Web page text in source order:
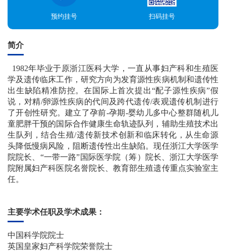
预约挂号 扫码挂号
简介
1982年毕业于原浙江医科大学，一直从事妇产科和生殖医
学及遗传临床工作，研究方向为发育源性疾病机制和遗传性
出生缺陷精准防控。在国际上首次提出“配子源性疾病”假
说，对精/卵源性疾病的代间及跨代遗传/表观遗传机制进行
了开创性研究。建立了孕前-孕期-婴幼儿多中心整群随机儿
童肥胖干预的国际合作健康生命轨迹队列，辅助生殖技术出
生队列，结合生殖/遗传新技术创新和临床转化，从生命源
头降低慢病风险，阻断遗传性出生缺陷。现任浙江大学医学
院院长、“一带一路”国际医学院（筹）院长、浙江大学医学
院附属妇产科医院名誉院长、教育部生殖遗传重点实验室主
任。
主要学术任职及学术成果：
中国科学院院士
英国皇家妇产科学院荣誉院士